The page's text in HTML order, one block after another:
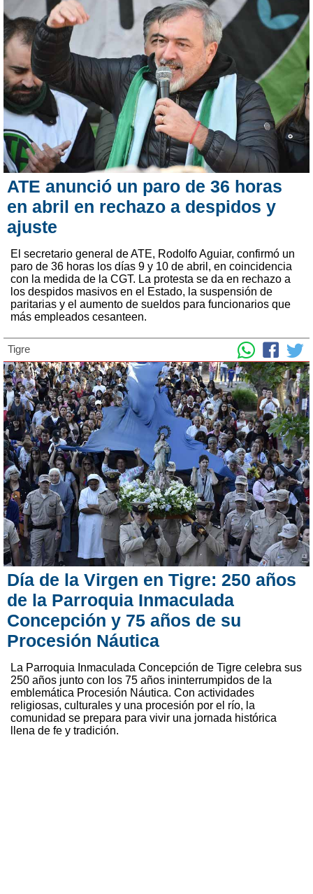
ATE anunció un paro de 36 horas
en abril en rechazo a despidos y
ajuste
El secretario general de ATE, Rodolfo Aguiar, confirmó un
paro de 36 horas los días 9 y 10 de abril, en coincidencia
con la medida de la CGT. La protesta se da en rechazo a
los despidos masivos en el Estado, la suspensión de
paritarias y el aumento de sueldos para funcionarios que
más empleados cesanteen.
Tigre
Día de la Virgen en Tigre: 250 años
de la Parroquia Inmaculada
Concepción y 75 años de su
Procesión Náutica
La Parroquia Inmaculada Concepción de Tigre celebra sus
250 años junto con los 75 años ininterrumpidos de la
emblemática Procesión Náutica. Con actividades
religiosas, culturales y una procesión por el río, la
comunidad se prepara para vivir una jornada histórica
llena de fe y tradición.